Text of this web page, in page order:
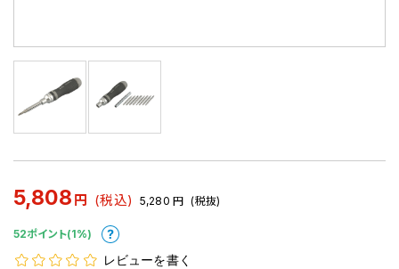
5,808 円 (税込) 5,280 円 (税抜)
52ポイント(1%)
レビューを書く